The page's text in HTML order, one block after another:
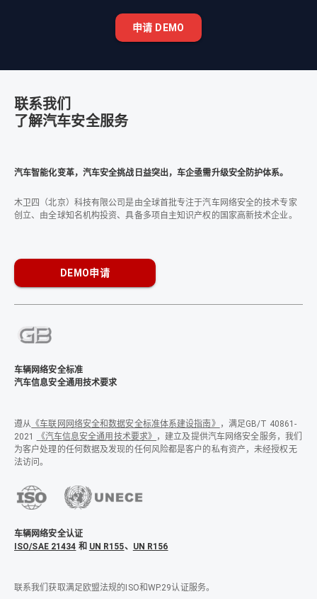
申请 DEMO
联系我们
了解汽车安全服务
汽车智能化变革，汽车安全挑战日益突出，车企亟需升级安全防护体系。
木卫四（北京）科技有限公司是由全球首批专注于汽车网络安全的技术专家
创立、由全球知名机构投资、具备多项自主知识产权的国家高新技术企业。
DEMO申请
车辆网络安全标准
汽车信息安全通用技术要求
遵从 《车联网网络安全和数据安全标准体系建设指南》 ，满足GB/T 40861-
2021
《汽车信息安全通用技术要求》 ，建立及提供汽车网络安全服务，我们
为客户处理的任何数据及发现的任何风险都是客户的私有资产，未经授权无
法访问。
车辆网络安全认证
ISO/SAE 21434 和 UN R155、 UN R156
联系我们获取满足欧盟法规的ISO和WP.29认证服务。